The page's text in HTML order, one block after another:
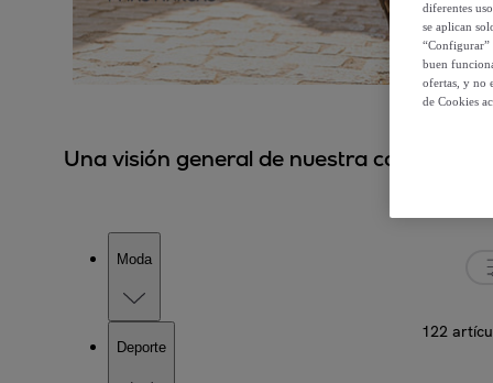
Una visión general de nuestra colección.
Moda
Deporte
122
diferentes
se aplican
“Configurar”
buen
ofertas, y no
de Cookies